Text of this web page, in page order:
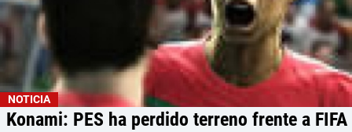
NOTICIA
Konami: PES ha perdido terreno frente a FIFA